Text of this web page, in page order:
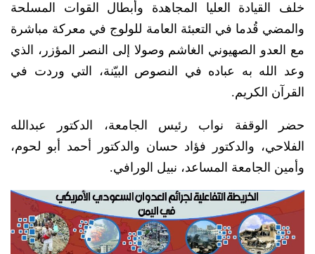
خلف القيادة العليا المجاهدة وأبطال القوات المسلحة
والمضي قُدما في التعبئة العامة للولوج في معركة مباشرة
مع العدو الصهيوني الغاشم وصولا إلى النصر المؤزر، الذي
وعد الله به عباده في النصوص البيّنة، التي وردت في
القرآن الكريم.
حضر الوقفة نواب رئيس الجامعة، الدكتور عبدالله
الفلاحي، والدكتور فؤاد حسان والدكتور أحمد أبو لحوم،
وأمين الجامعة المساعد، نبيل الورافي.